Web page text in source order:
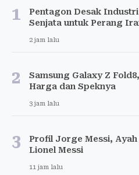
1
Pentagon Desak
Senjata untuk Perang
2 jam lalu
2
Samsung Galaxy Z
Harga dan Speknya
3 jam lalu
3
Profil Jorge Messi,
Lionel Messi
11 jam lalu